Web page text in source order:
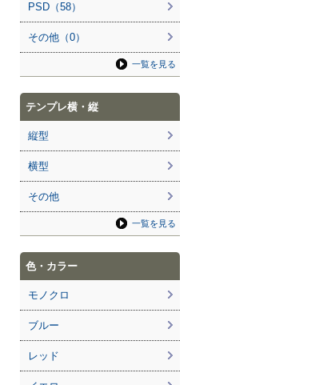
PSD（58）
その他（0）
一覧を見る
テンプレ横・縦
縦型
横型
その他
一覧を見る
色・カラー
モノクロ
ブルー
レッド